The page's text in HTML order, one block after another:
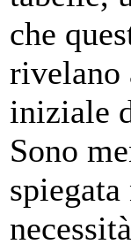
che
rivelano
iniziale
Sono